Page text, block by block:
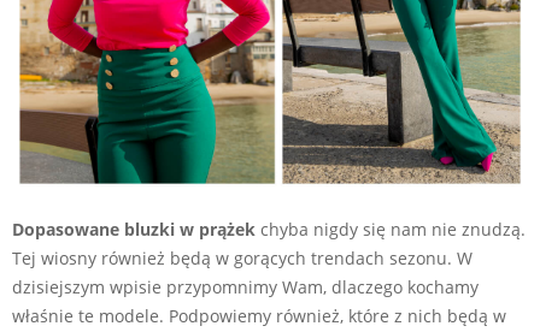
Dopasowane bluzki w prążek chyba nigdy się nam nie znudzą.
Tej wiosny również będą w gorących trendach sezonu. W
dzisiejszym wpisie przypomnimy Wam, dlaczego kochamy
właśnie te modele. Podpowiemy również, które z nich będą w